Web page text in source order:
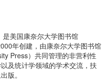
美国康奈尔大学图书馆
年创建，由康奈尔大学图书馆
Press）共同管理的非营利性
及统计学领域的学术交流，扶
版。